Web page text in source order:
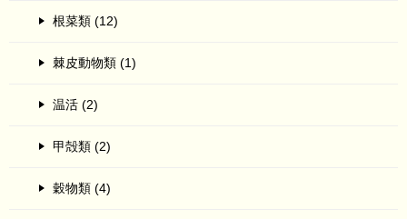
根菜類 (12)
棘皮動物類 (1)
温活 (2)
甲殻類 (2)
穀物類 (4)